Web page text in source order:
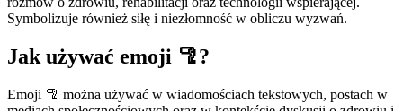
Symbolizuje również siłę i niezłomność w obliczu wyzwań.
Jak używać emoji 🦿?
Emoji 🦿 można używać w wiadomościach tekstowych, postach w